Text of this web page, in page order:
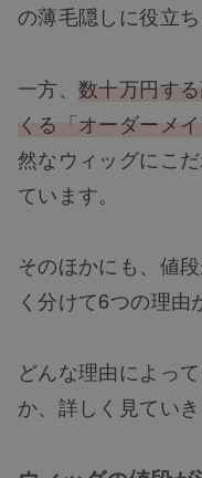
の薄毛隠しに役立ち
一方、数十万円す
くる「オーダーメ
然なウィッグにこ
ています。
そのほかにも、値
く分けて6つの理由
どんな理由によっ
か、詳しく見ていき